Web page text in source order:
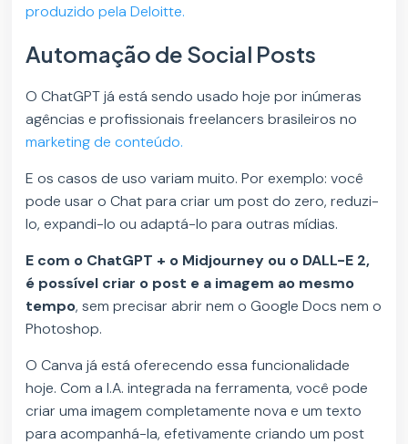
produzido pela Deloitte.
Automação de Social Posts
O ChatGPT já está sendo usado hoje por inúmeras
agências e profissionais freelancers brasileiros no
marketing de conteúdo.
E os casos de uso variam muito. Por exemplo: você
pode usar o Chat para criar um post do zero, reduzi-
lo, expandi-lo ou adaptá-lo para outras mídias.
E com o ChatGPT + o Midjourney ou o DALL-E 2,
é possível criar o post e a imagem ao mesmo
tempo, sem precisar abrir nem o Google Docs nem o
Photoshop.
O Canva já está oferecendo essa funcionalidade
hoje. Com a I.A. integrada na ferramenta, você pode
criar uma imagem completamente nova e um texto
para acompanhá-la, efetivamente criando um post